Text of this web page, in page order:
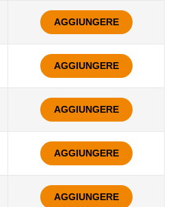
AGGIUNGERE
AGGIUNGERE
AGGIUNGERE
AGGIUNGERE
AGGIUNGERE